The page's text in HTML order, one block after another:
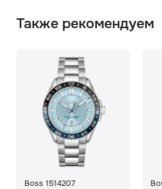
Также рекомендуем
Boss 1514207